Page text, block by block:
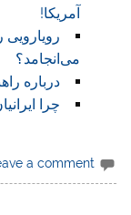
آمريکا!
رويارويی
می‌انجامد؟
درباره
چرا
a comment